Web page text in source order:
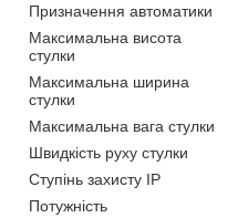
Призначення автоматики
Максимальна висота
стулки
Максимальна ширина
стулки
Максимальна вага стулки
Швидкість руху стулки
Ступінь захисту IP
Потужність